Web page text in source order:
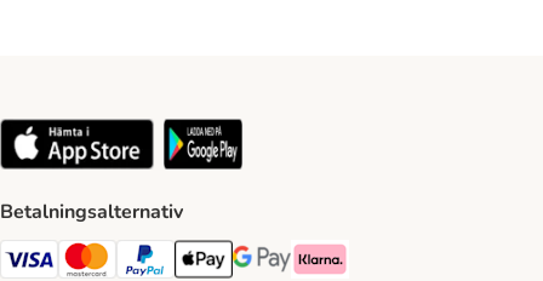
Betalningsalternativ
VISA Payment Method
Mastercard Payment Method
Paypal Payment Method
Apple Pay Payment Method
Google Pay Payment Method
Klarna Payment Method